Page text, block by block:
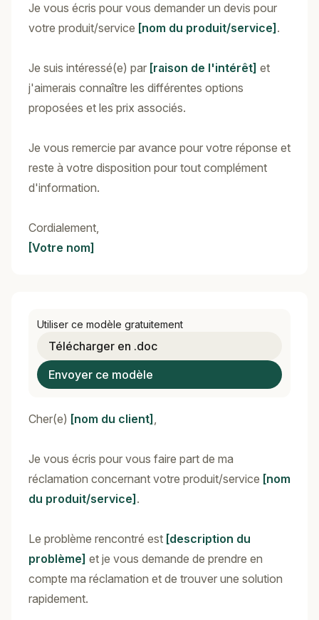
Je vous écris pour vous demander un devis pour
votre produit/service [nom du produit/service] .
Je suis intéressé(e) par [raison de l'intérêt] et
j'aimerais connaître les différentes options
proposées et les prix associés.
Je vous remercie par avance pour votre réponse et
reste à votre disposition pour tout complément
d'information.
Cordialement,
[Votre nom]
Utiliser ce modèle gratuitement
Télécharger en .doc
Envoyer ce modèle
Cher(e) [nom du client] ,
Je vous écris pour vous faire part de ma
réclamation concernant votre produit/service [nom
du produit/service] .
Le problème rencontré est [description du
problème] et je vous demande de prendre en
compte ma réclamation et de trouver une solution
rapidement.